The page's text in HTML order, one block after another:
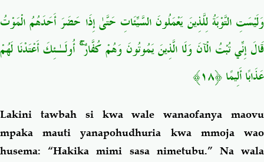
وَلَيْسَتِ التَّوْبَةُ لِلَّذِينَ يَعْمَلُونَ السَّيِّئَاتِ حَتَّىٰ إِذَا حَضَرَ أَحَدَهُمُ الْمَوْتُ
قَالَ إِنِّي تُبْتُ الْآنَ وَلَا الَّذِينَ يَمُوتُونَ وَهُمْ كُفَّارٌ ۚ أُولَـٰئِكَ أَعْتَدْنَا لَهُمْ
عَذَابًا أَلِيمًا ﴿١٨﴾
Lakini tawbah si kwa wale wanaofanya maovu
mpaka mauti yanapohudhuria kwa mmoja wao
husema: “Hakika mimi sasa nimetubu.” Na wala